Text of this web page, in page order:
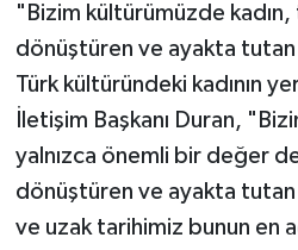
"Bizim kültürümüzde
dönüştüren ve ayakta
Türk kültüründeki kadının
İletişim Başkanı Duran,
yalnızca önemli bir değer
dönüştüren ve ayakta tutan
ve uzak tarihimiz bunun en